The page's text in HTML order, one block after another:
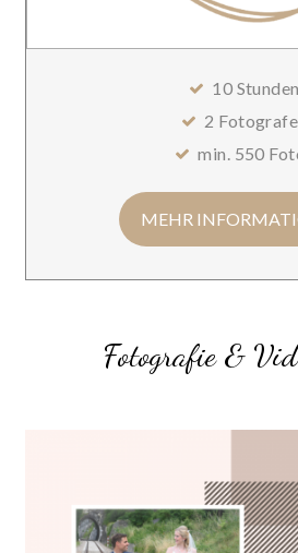
10 Stunden
2
min. 550
MEHR
Fotografie &